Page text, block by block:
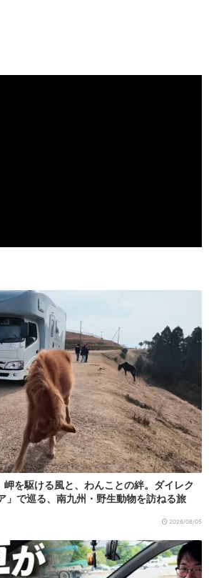
岬を駆ける風と、わんことの絆。ダイレク
」で巡る、南九州・野生動物を訪ねる旅
2026/08/05